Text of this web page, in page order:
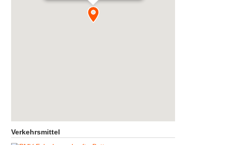
Verkehrsmittel